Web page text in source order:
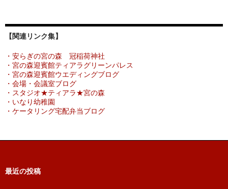
【関連リンク集】
・安らぎの宮の森 冠稲荷神社
・宮の森迎賓館ティアラグリーンパレス
・宮の森迎賓館ウエディングブログ
・会場・会議室ブログ
・スタジオ★ティアラ★宮の森
・いなり幼稚園
・ケータリング宅配弁当ブログ
最近の投稿